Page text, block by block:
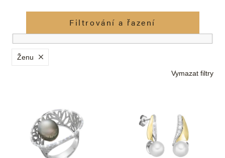
z
n
í
p
r
k
t
ů
Filtrování a řazení
Ženu
Vymazat filtry